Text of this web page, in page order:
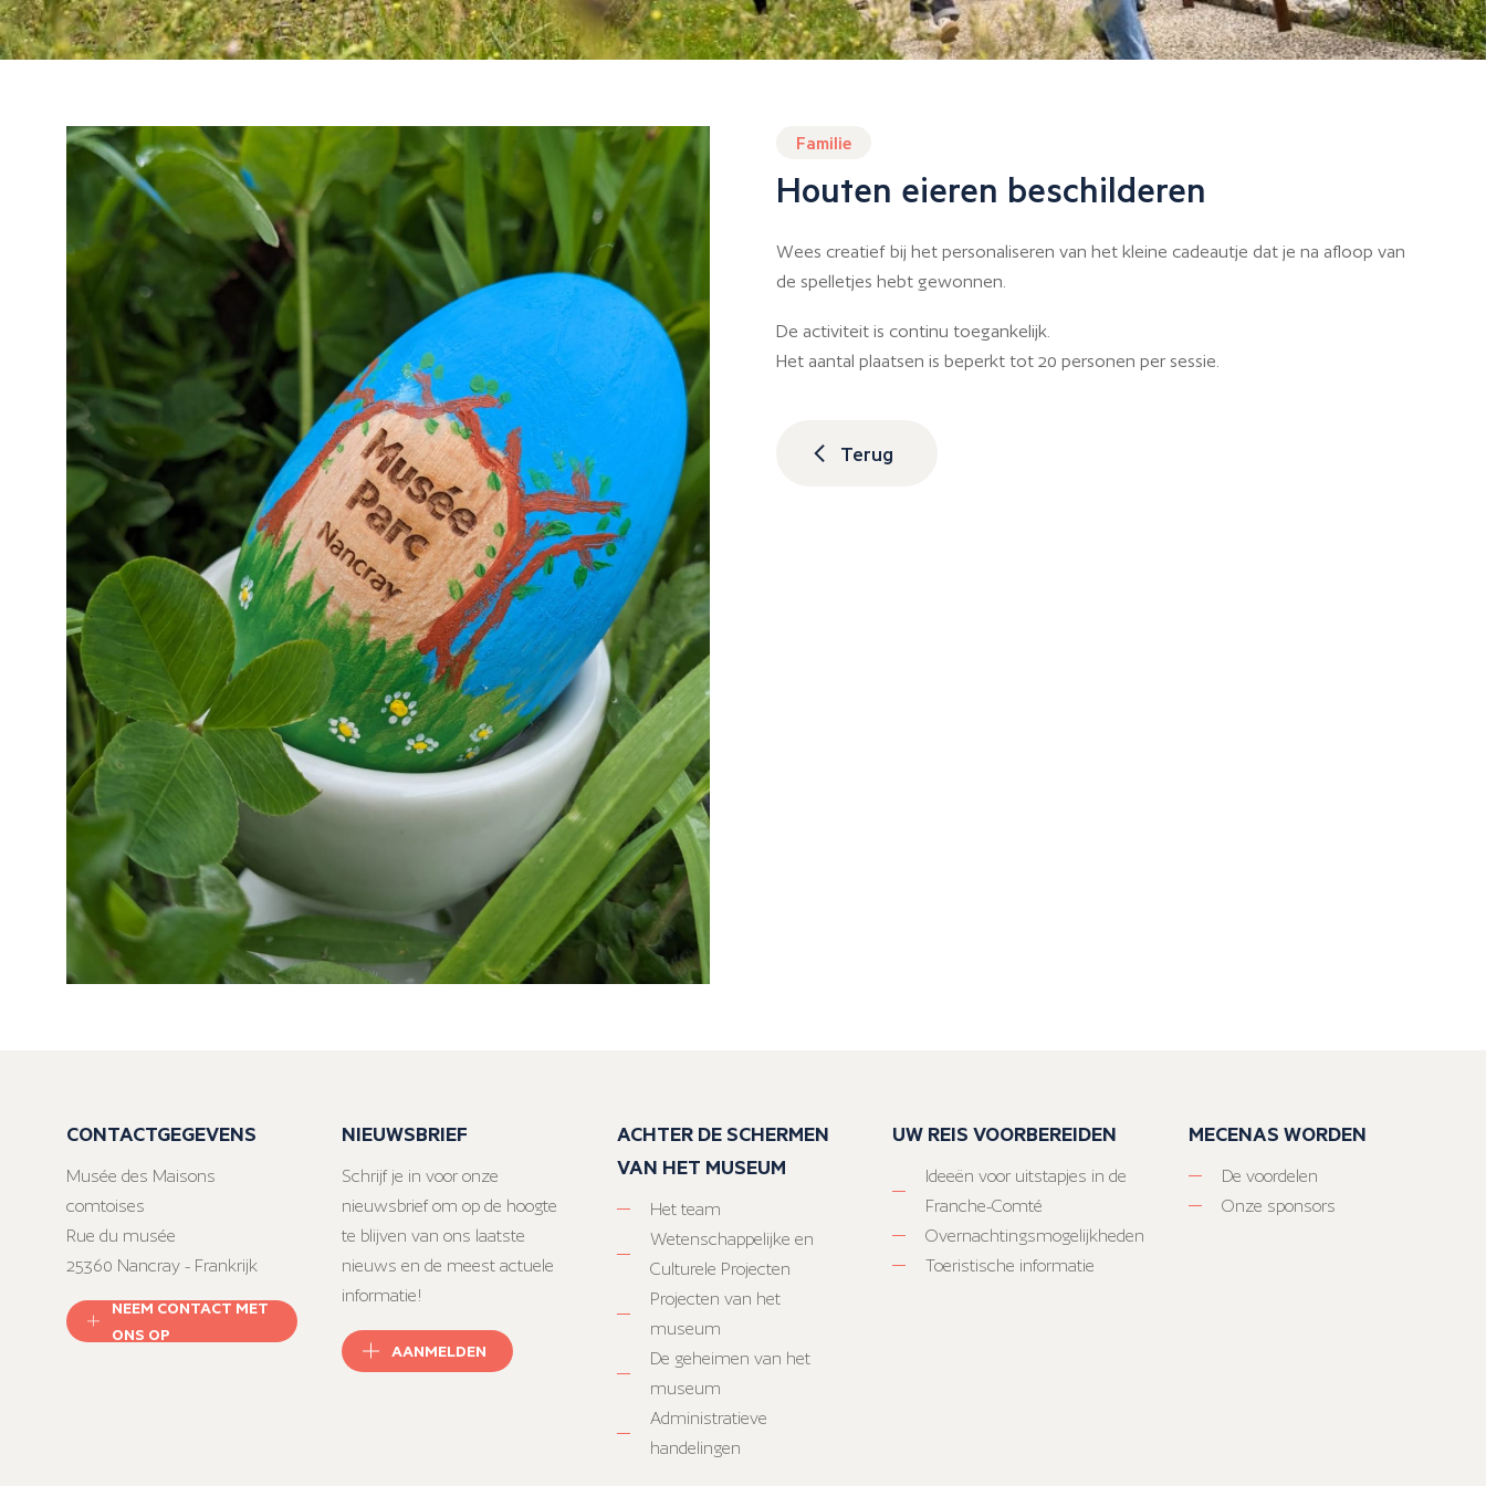
Familie
Houten eieren beschilderen
Wees creatief bij het personaliseren van het kleine cadeautje dat je na afloop van
de spelletjes hebt gewonnen.
De activiteit is continu toegankelijk.
Het aantal plaatsen is beperkt tot 20 personen per sessie.
Terug
CONTACTGEGEVENS
Musée des Maisons
comtoises
Rue du musée
25360 Nancray - Frankrijk
NEEM CONTACT MET
ONS OP
NIEUWSBRIEF
Schrijf je in voor onze
nieuwsbrief om op de hoogte
te blijven van ons laatste
nieuws en de meest actuele
informatie!
AANMELDEN
ACHTER DE SCHERMEN
VAN HET MUSEUM
Het team
Wetenschappelijke en
Culturele Projecten
Projecten van het
museum
De geheimen van het
museum
Administratieve
handelingen
UW REIS VOORBEREIDEN
Ideeën voor uitstapjes in de
Franche-Comté
Overnachtingsmogelijkheden
Toeristische informatie
MECENAS WORDEN
De voordelen
Onze sponsors